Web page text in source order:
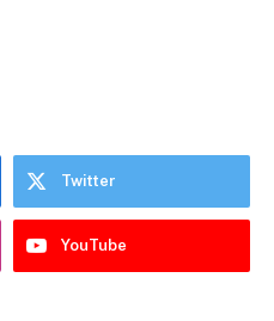
Twitter
YouTube